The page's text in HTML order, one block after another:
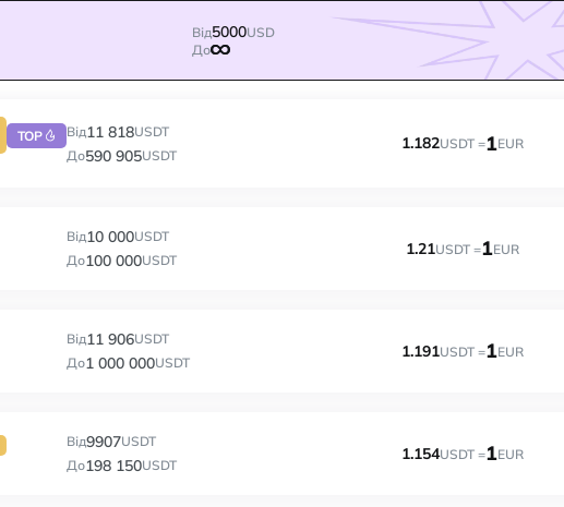
Від5000USD
До
TOP
Від 11 818USDT
До590 905USDT
1.182USDT =1EUR
Від10 000USDT
До100 000USDT
1.21USDT =1EUR
Від11 906USDT
До1 000 000USDT
1.191USDT =1EUR
Від9907USDT
До198 150USDT
1.154USDT =1EUR